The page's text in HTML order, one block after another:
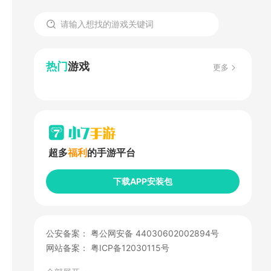
热门游戏 更多
超多福利 的手游平台
下载APP安装包
公安备案： 粤公网安备 44030602002894号
网站备案： 粤ICP备12030115号